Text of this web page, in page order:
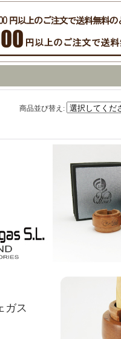
商品並び替え :
ガス